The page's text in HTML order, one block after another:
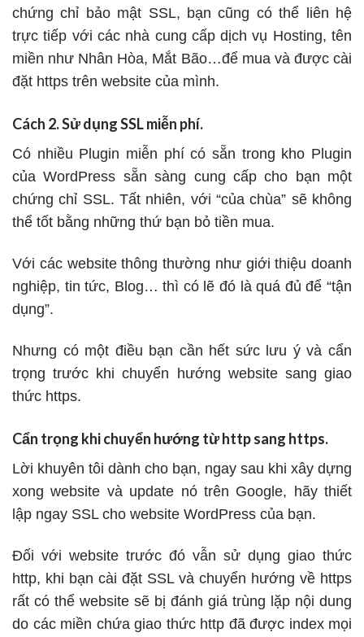
chứng chỉ bảo mật SSL, bạn cũng có thể liên hệ
trực tiếp với các nhà cung cấp dịch vụ Hosting, tên
miền như Nhân Hòa, Mắt Bão…để mua và được cài
đặt https trên website của mình.
Cách 2. Sử dụng SSL miễn phí.
Có nhiều Plugin miễn phí có sẵn trong kho Plugin
của WordPress sẵn sàng cung cấp cho bạn một
chứng chỉ SSL. Tất nhiên, với “của chùa” sẽ không
thể tốt bằng những thứ bạn bỏ tiền mua.
Với các website thông thường như giới thiệu doanh
nghiệp, tin tức, Blog… thì có lẽ đó là quá đủ để “tận
dụng”.
Nhưng có một điều bạn cần hết sức lưu ý và cẩn
trọng trước khi chuyển hướng website sang giao
thức https.
Cẩn trọng khi chuyển hướng từ http sang https.
Lời khuyên tôi dành cho bạn, ngay sau khi xây dựng
xong website và update nó trên Google, hãy thiết
lập ngay SSL cho website WordPress của bạn.
Đối với website trước đó vẫn sử dụng giao thức
http, khi bạn cài đặt SSL và chuyển hướng về https
rất có thể website sẽ bị đánh giá trùng lặp nội dung
do các miền chứa giao thức http đã được index mọi